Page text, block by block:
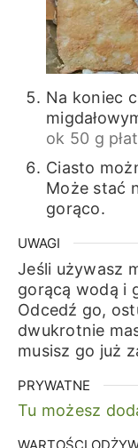
Na koniec
ok 50 g
Ciasto
Może stać
gorąco.
UWAGI
Jeśli używasz
gorącą wodą i
Odcedź go,
dwukrotnie
musisz go już
PRYWATNE
Tu możesz